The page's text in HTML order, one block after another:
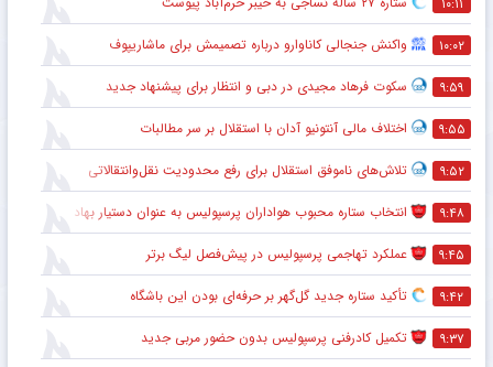
۱۰:۰۲ واکنش جنجالی کاناوارو درباره تصمیمش برای ماشاریپوف
۹:۵۹ سکوت فرهاد مجیدی در دبی و انتظار برای پیشنهاد جدید
۹:۵۵ اختلاف مالی آنتونیو آدان با استقلال بر سر مطالبات
۹:۵۲ تلاش‌های ناموفق استقلال برای رفع محدودیت نقل‌وانتقالاتی
۹:۴۸ انتخاب ستاره محبوب هواداران پرسپولیس به عنوان دستیار بهادر عبدی
۹:۴۵ عملکرد تهاجمی پرسپولیس در پیش‌فصل لیگ برتر
۹:۴۲ تأکید ستاره جدید گل‌گهر بر حرفه‌ای بودن این باشگاه
۹:۳۷ تکمیل کادرفنی پرسپولیس بدون حضور مربی جدید